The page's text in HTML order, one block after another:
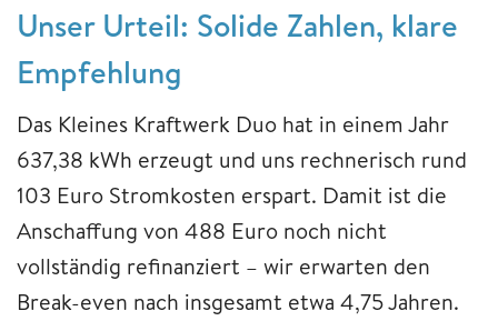
Unser Urteil: Solide Zahlen, klare
Empfehlung
Das Kleines Kraftwerk Duo hat in einem Jahr
637,38 kWh erzeugt und uns rechnerisch rund
103 Euro Stromkosten erspart. Damit ist die
Anschaffung von 488 Euro noch nicht
vollständig refinanziert – wir erwarten den
Break-even nach insgesamt etwa 4,75 Jahren.